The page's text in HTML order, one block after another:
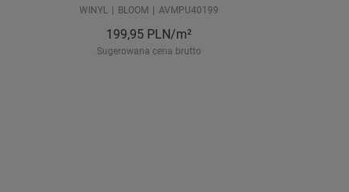
WINYL BLOOM AVMPU40199
199,95 PLN/m²
Sugerowana cena brutto